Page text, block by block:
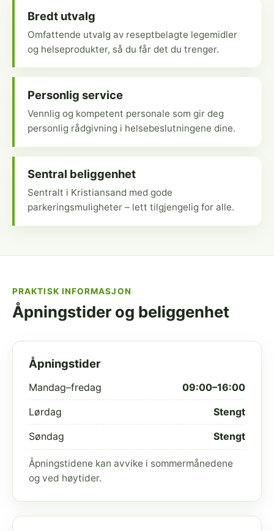
Bredt utvalg
Omfattende utvalg av reseptbelagte legemidler
og helseprodukter, så du får det du trenger.
Personlig service
Vennlig og kompetent personale som gir deg
personlig rådgivning i helsebeslutningene dine.
Sentral beliggenhet
Sentralt i Kristiansand med gode
parkeringsmuligheter – lett tilgjengelig for alle.
PRAKTISK INFORMASJON
Åpningstider og beliggenhet
Åpningstider
Mandag–fredag 09:00–16:00
Lørdag Stengt
Søndag Stengt
Åpningstidene kan avvike i sommermånedene
og ved høytider.